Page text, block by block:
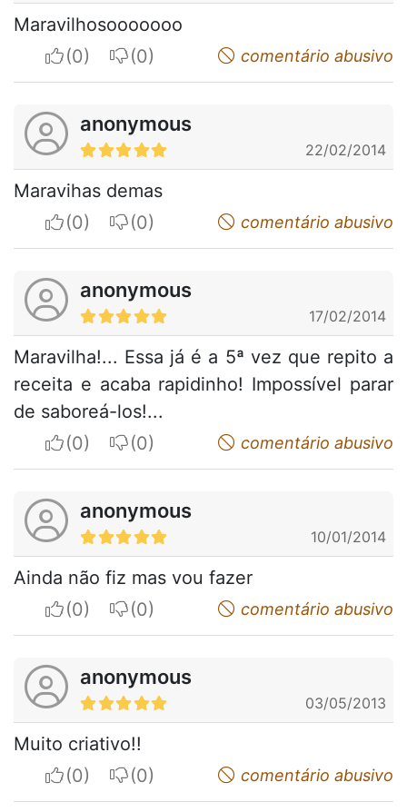
Maravilhosooooooo
I apreciateI do not appreciatecomentário abusivo
anonymous
22/02/2014
Maravihas demas
I apreciateI do not appreciatecomentário abusivo
anonymous
17/02/2014
Maravilha!... Essa já é a 5ª vez que repito a
receita e acaba rapidinho! Impossível parar
de saboreá-los!...
I apreciateI do not appreciatecomentário abusivo
anonymous
10/01/2014
Ainda não fiz mas vou fazer
I apreciateI do not appreciatecomentário abusivo
anonymous
03/05/2013
Muito criativo!!
I apreciateI do not appreciatecomentário abusivo